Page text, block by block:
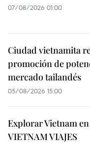
07/08/2026 01:00
Ciudad vietnamita
promoción de
mercado tailandés
05/08/2026 15:00
Explorar Vietnam
VIETNAM VIAJES